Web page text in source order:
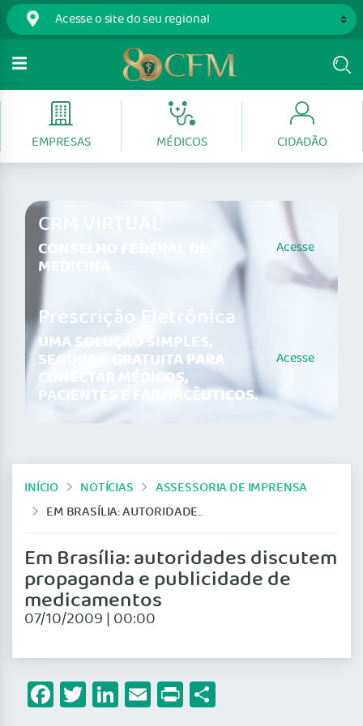
EMPRESAS MÉDICOS CIDADÃO
CRM VIRTUAL
CONSELHO FEDERAL DE
MEDICINA
Acesse
Prescrição Eletrônica
UMA SOLUÇÃO SIMPLES,
SEGURA E GRATUITA PARA
CONECTAR MÉDICOS,
PACIENTES E FARMACÊUTICOS.
Acesse
INÍCIO NOTÍCIAS
ASSESSORIA DE IMPRENSA
EM BRASÍLIA: AUTORIDADES DISCUTEM PROPAGANDA E PUBLICIDADE DE MEDICAMENTOS
Em Brasília: autoridades discutem
propaganda e publicidade de
medicamentos
07/10/2009 | 00:00
Facebook
Twitter
LinkedIn
Email
Print